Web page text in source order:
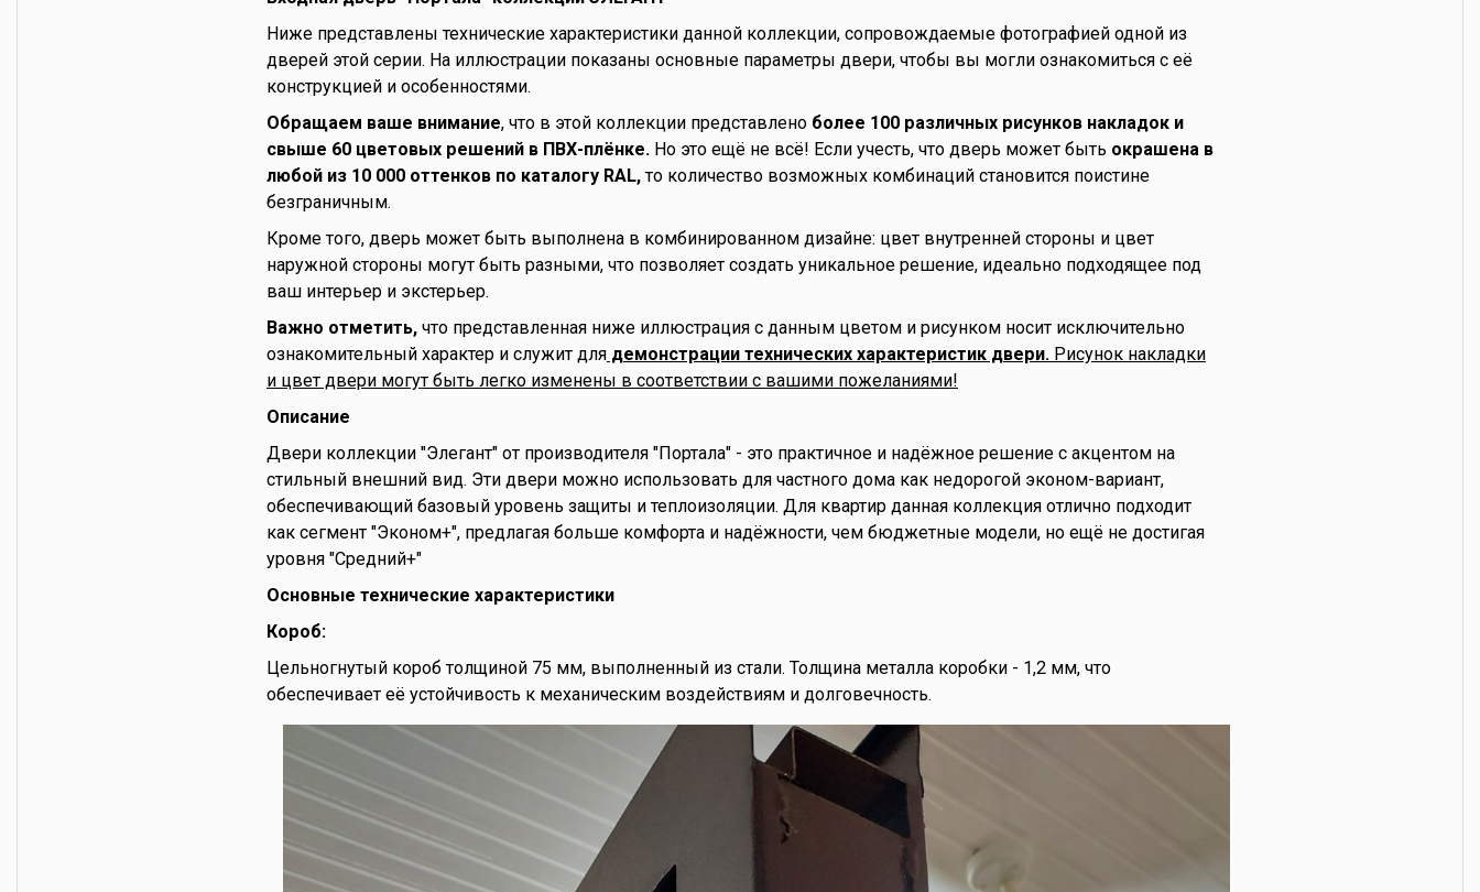
Ниже представлены технические характеристики данной коллекции, сопровождаемые фотографией одной из
дверей этой серии. На иллюстрации показаны основные параметры двери, чтобы вы могли ознакомиться с её
конструкцией и особенностями.
Обращаем ваше внимание, что в этой коллекции представлено более 100 различных рисунков накладок и
свыше 60 цветовых решений в ПВХ-плёнке. Но это ещё не всё! Если учесть, что дверь может быть окрашена в
любой из 10 000 оттенков по каталогу RAL,то количество возможных комбинаций становится поистине
безграничным.
Кроме того, дверь может быть выполнена в комбинированном дизайне: цвет внутренней стороны и цвет
наружной стороны могут быть разными, что позволяет создать уникальное решение, идеально подходящее под
ваш интерьер и экстерьер.
Важно отметить, что представленная ниже иллюстрация с данным цветом и рисунком носит исключительно
ознакомительный характер и служит для демонстрации технических характеристик двери. Рисунок накладки
и цвет двери могут быть легко изменены в соответствии с вашими пожеланиями!
Описание
Двери коллекции "Элегант" от производителя "Портала" - это практичное и надёжное решение с акцентом на
стильный внешний вид. Эти двери можно использовать для частного дома как недорогой эконом-вариант,
обеспечивающий базовый уровень защиты и теплоизоляции. Для квартир данная коллекция отлично подходит
как сегмент "Эконом+", предлагая больше комфорта и надёжности, чем бюджетные модели, но ещё не достигая
уровня "Средний+"
Основные технические характеристики
Короб:
Цельногнутый короб толщиной 75 мм, выполненный из стали. Толщина металла коробки - 1,2 мм, что
обеспечивает её устойчивость к механическим воздействиям и долговечность.